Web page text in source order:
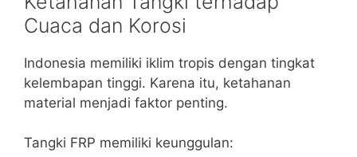
Cuaca dan Korosi
Indonesia memiliki iklim tropis dengan tingkat
kelembapan tinggi. Karena itu, ketahanan
material menjadi faktor penting.
Tangki FRP memiliki keunggulan: